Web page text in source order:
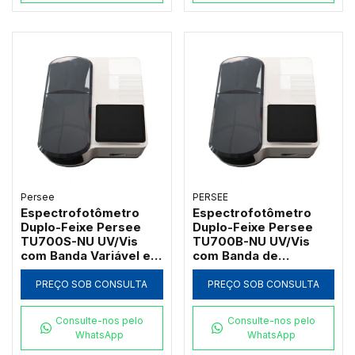
Persee
Espectrofotômetro
Duplo-Feixe Persee
TU700S-NU UV/Vis
com Banda Variável e
Software UVWin (190 a
1100nm)
PREÇO SOB CONSULTA
Consulte-nos pelo
WhatsApp
PERSEE
Espectrofotômetro
Duplo-Feixe Persee
TU700B-NU UV/Vis
com Banda de
Passagem 2nm e
Software UVWin (190 a
1100nm)
PREÇO SOB CONSULTA
Consulte-nos pelo
WhatsApp